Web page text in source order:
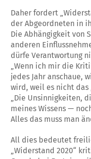
Daher fordert
der Abgeordneten in
Die Abhängigkeit von
anderen
dürfe Verantwortung
„Wenn ich mir die
jedes Jahr anschaue,
wird, weil es nicht das
„Die Unsinnigkeiten,
meines Wissens —
Alles das muss man
All dies bedeutet
„Widerstand 2020“